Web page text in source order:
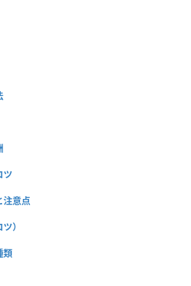
ツ
注意点
）
類